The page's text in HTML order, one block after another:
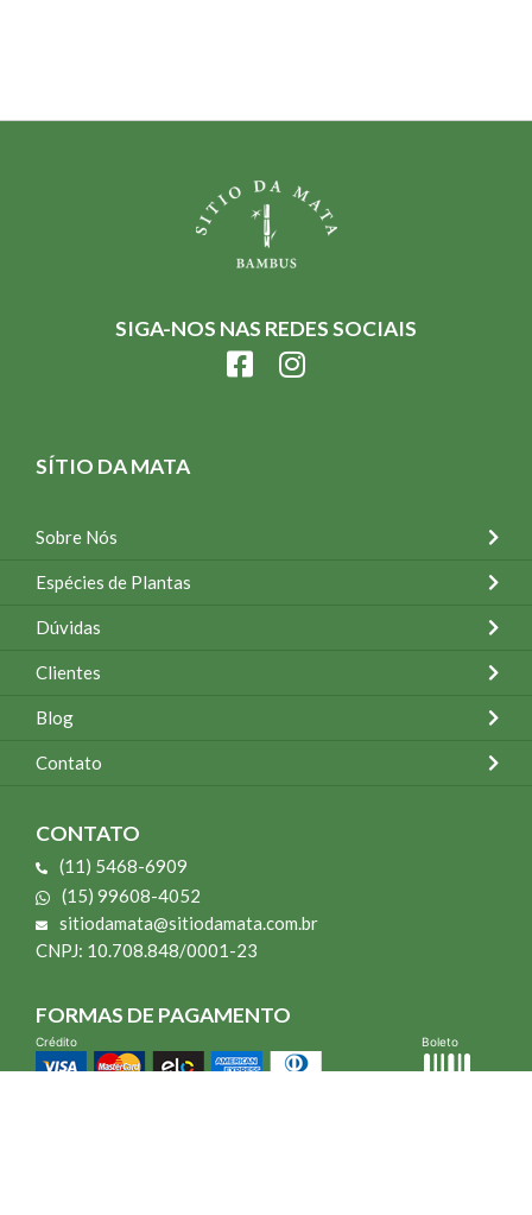
SIGA-NOS NAS REDES SOCIAIS
SÍTIO DA MATA
Sobre Nós
Espécies de Plantas
Dúvidas
Clientes
Blog
Contato
CONTATO
(11) 5468-6909
(15) 99608-4052
sitiodamata@sitiodamata.com.br
CNPJ: 10.708.848/0001-23
FORMAS DE PAGAMENTO
Crédito Boleto